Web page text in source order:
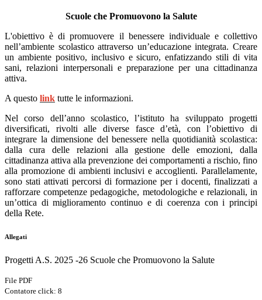
Scuole che Promuovono la Salute
L'obiettivo è di promuovere il benessere individuale e collettivo
nell’ambiente scolastico attraverso un’educazione integrata. Creare
un ambiente positivo, inclusivo e sicuro, enfatizzando stili di vita
sani, relazioni interpersonali e preparazione per una cittadinanza
attiva.
A questo link tutte le informazioni.
Nel corso dell’anno scolastico, l’istituto ha sviluppato progetti
diversificati, rivolti alle diverse fasce d’età, con l’obiettivo di
integrare la dimensione del benessere nella quotidianità scolastica:
dalla cura delle relazioni alla gestione delle emozioni, dalla
cittadinanza attiva alla prevenzione dei comportamenti a rischio, fino
alla promozione di ambienti inclusivi e accoglienti. Parallelamente,
sono stati attivati percorsi di formazione per i docenti, finalizzati a
rafforzare competenze pedagogiche, metodologiche e relazionali, in
un’ottica di miglioramento continuo e di coerenza con i principi
della Rete.
Allegati
Progetti A.S. 2025 -26 Scuole che Promuovono la Salute
File PDF
Contatore click: 8